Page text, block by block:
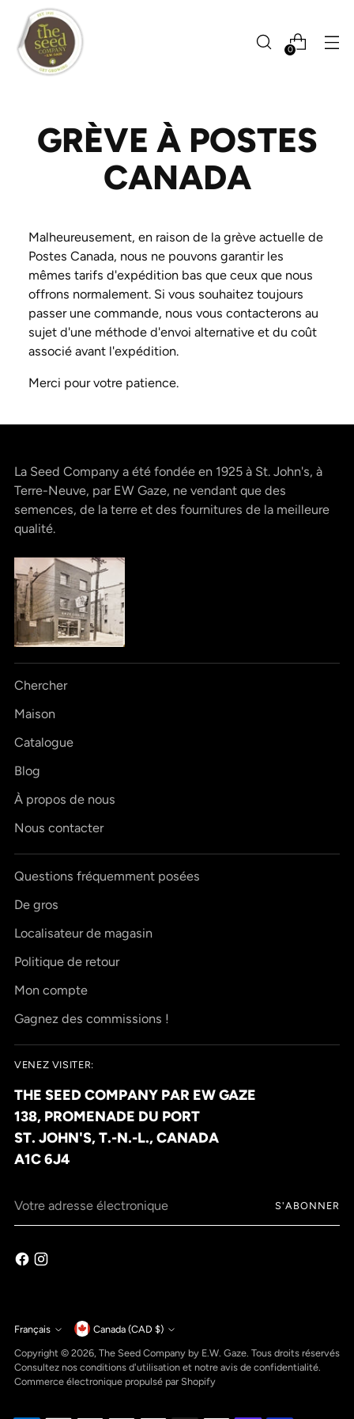
0
GRÈVE À POSTES
CANADA
Malheureusement, en raison de la grève actuelle de
Postes Canada, nous ne pouvons garantir les
mêmes tarifs d'expédition bas que ceux que nous
offrons normalement. Si vous souhaitez toujours
passer une commande, nous vous contacterons au
sujet d'une méthode d'envoi alternative et du coût
associé avant l'expédition.
Merci pour votre patience.
La Seed Company a été fondée en 1925 à St. John's, à
Terre-Neuve, par EW Gaze, ne vendant que des
semences, de la terre et des fournitures de la meilleure
qualité.
Chercher
Maison
Catalogue
Blog
À propos de nous
Nous contacter
Questions fréquemment posées
De gros
Localisateur de magasin
Politique de retour
Mon compte
Gagnez des commissions !
VENEZ VISITER:
THE SEED COMPANY PAR EW GAZE
138, PROMENADE DU PORT
ST. JOHN'S, T.-N.-L., CANADA
A1C 6J4
adresse
S'ABONNER
Langue
Français Monnaie Canada (CAD $)
Copyright © 2026, The Seed Company by E.W. Gaze. Tous droits réservés
Consultez nos conditions d'utilisation et notre avis de confidentialité.
Commerce électronique propulsé par Shopify